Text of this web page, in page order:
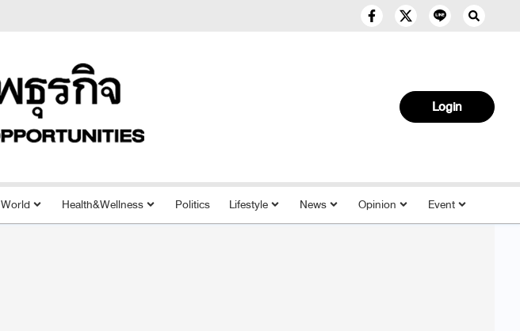
Login
World Health&Wellness Politics Lifestyle News Opinion Event